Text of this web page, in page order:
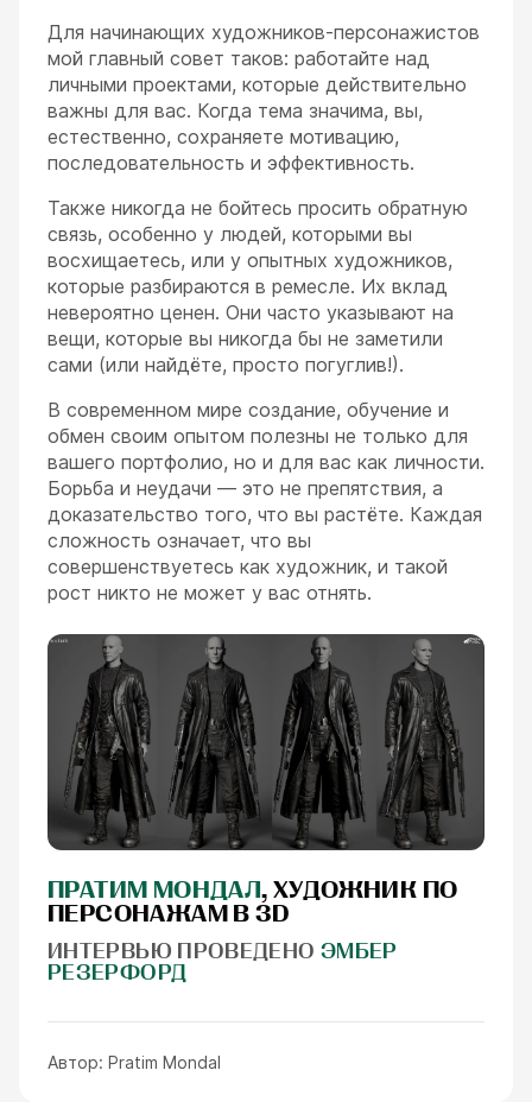
Для начинающих художников-персонажистов
мой главный совет таков: работайте над
личными проектами, которые действительно
важны для вас. Когда тема значима, вы,
естественно, сохраняете мотивацию,
последовательность и эффективность.
Также никогда не бойтесь просить обратную
связь, особенно у людей, которыми вы
восхищаетесь, или у опытных художников,
которые разбираются в ремесле. Их вклад
невероятно ценен. Они часто указывают на
вещи, которые вы никогда бы не заметили
сами (или найдёте, просто погуглив!).
В современном мире создание, обучение и
обмен своим опытом полезны не только для
вашего портфолио, но и для вас как личности.
Борьба и неудачи — это не препятствия, а
доказательство того, что вы растёте. Каждая
сложность означает, что вы
совершенствуетесь как художник, и такой
рост никто не может у вас отнять.
ПРАТИМ МОНДАЛ, ХУДОЖНИК ПО
ПЕРСОНАЖАМ В 3D
ИНТЕРВЬЮ ПРОВЕДЕНО ЭМБЕР
РЕЗЕРФОРД
Автор: Pratim Mondal